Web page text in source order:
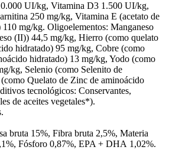
UI/kg, Vitamina D3 1.500 UI/kg,
250 mg/kg, Vitamina E (acetato de
mg/kg. Oligoelementos: Manganeso
(II)) 44,5 mg/kg, Hierro (como quelato
hidratado) 95 mg/kg, Cobre (como
hidratado) 13 mg/kg, Yodo (como
kg, Selenio (como Selenito de
Quelato de Zinc de aminoácido
tecnológicos: Conservantes,
de aceites vegetales*).
bruta 15%, Fibra bruta 2,5%, Materia
Fósforo 0,87%, EPA + DHA 1,02%.